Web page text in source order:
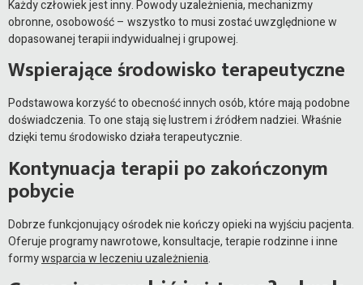
Każdy człowiek jest inny. Powody uzależnienia, mechanizmy
obronne, osobowość – wszystko to musi zostać uwzględnione w
dopasowanej terapii indywidualnej i grupowej.
Wspierające środowisko terapeutyczne
Podstawowa korzyść to obecność innych osób, które mają podobne
doświadczenia. To one stają się lustrem i źródłem nadziei. Właśnie
dzięki temu środowisko działa terapeutycznie.
Kontynuacja terapii po zakończonym
pobycie
Dobrze funkcjonujący ośrodek nie kończy opieki na wyjściu pacjenta.
Oferuje programy nawrotowe, konsultacje, terapie rodzinne i inne
formywsparcia w leczeniu uzależnienia.